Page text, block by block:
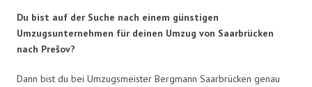
Du bist auf der Suche nach einem günstigen
Umzugsunternehmen für deinen Umzug von Saarbrücken
nach Prešov?
Dann bist du bei Umzugsmeister Bergmann Saarbrücken genau